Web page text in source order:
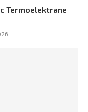
Termoelektrane